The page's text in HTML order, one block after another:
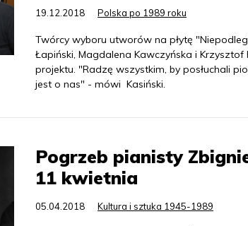
19.12.2018 Polska po 1989 roku
Twórcy wyboru utworów na płytę
Łapiński, Magdalena Kawczyńska i
projektu. "Radzę wszystkim, by posłuchali
jest o nas" - mówi Kasiński.
Pogrzeb pianisty
11 kwietnia
05.04.2018 Kultura i sztuka 1945-1989